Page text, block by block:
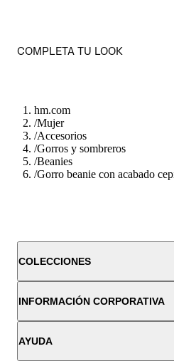
COMPLETA TU LOOK
hm.com
/Mujer
/Accesorios
/Gorros y sombreros
/Beanies
/Gorro beanie con acabado
COLECCIONES
INFORMACIÓN CORPORATIVA
AYUDA